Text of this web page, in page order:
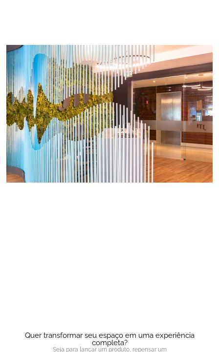
Quer transformar seu espaço em uma experiência
completa?
Seja para lançar um produto, repensar um